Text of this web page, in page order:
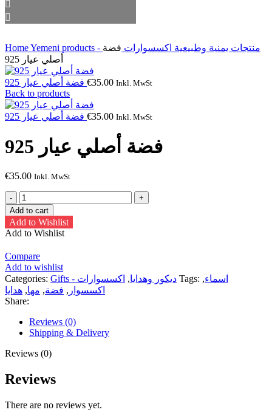
Home Yemeni products - منتجات يمنية وطبيعية اكسسوارات فضة
أصلي عيار 925
€35.00 Inkl. MwSt
Back to products
€35.00 Inkl. MwSt
فضة أصلي عيار 925
€35.00 Inkl. MwSt
فضة
أصلي
عيار
925
Add to cart
Add to Wishlist
Add to Wishlist
Compare
Add to wishlist
Categories:
Gifts - ديكور وهدايا, اكسسوارات Tags: اسماء,
اكسسوار , فضة, مها, هدايا
Share:
Reviews (0)
Shipping & Delivery
Reviews (0)
Reviews
There are no reviews yet.